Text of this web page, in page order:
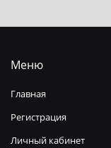
Меню
Главная
Регистрация
Личный кабинет